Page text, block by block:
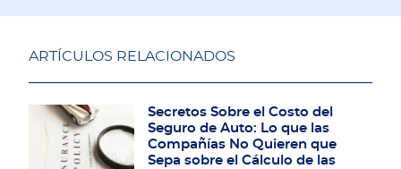
ARTÍCULOS RELACIONADOS
Secretos Sobre el Costo del
Seguro de Auto: Lo que las
Compañías No Quieren que
Sepa sobre el Cálculo de las